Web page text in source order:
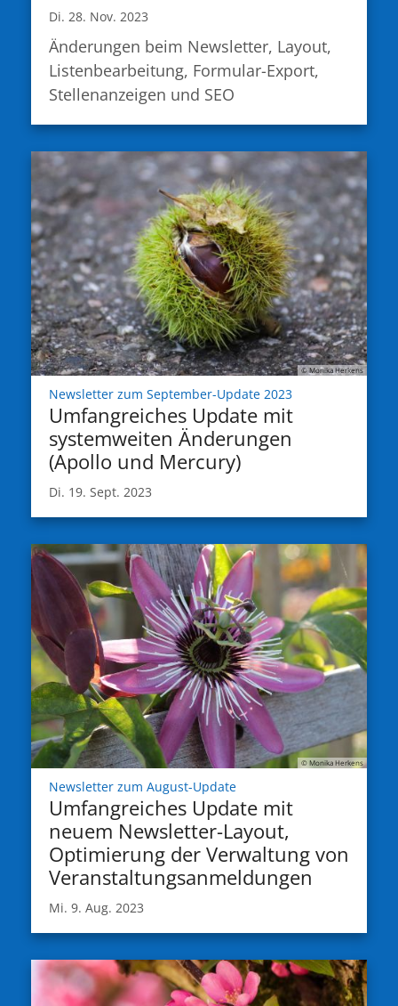
Di. 28. Nov. 2023
Änderungen beim Newsletter, Layout,
Listenbearbeitung, Formular-Export,
Stellenanzeigen und SEO
© Monika Herkens
Newsletter zum September-Update 2023:
Umfangreiches Update mit
systemweiten Änderungen
(Apollo und Mercury)
Di. 19. Sept. 2023
© Monika Herkens
Newsletter zum August-Update:
Umfangreiches Update mit
neuem Newsletter-Layout,
Optimierung der Verwaltung von
Veranstaltungsanmeldungen
Mi. 9. Aug. 2023